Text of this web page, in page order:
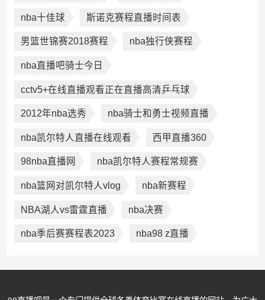
nba十佳球 斯诺克赛程直播时间表
男篮世锦赛2018赛程 nba独行侠赛程
nba直播吧骑士今日
cctv5+在线直播观看正在直播高清乒乓球
2012年nba选秀 nba骑士和勇士视频直播
nba凯尔特人直播在线观看 西甲直播360
98nba直播网 nba凯尔特人赛程常规赛
nba篮网对凯尔特人vlog nba新赛程
NBA湖人vs雷霆直播 nba决赛
nba季后赛赛程表2023 nba98 z直播